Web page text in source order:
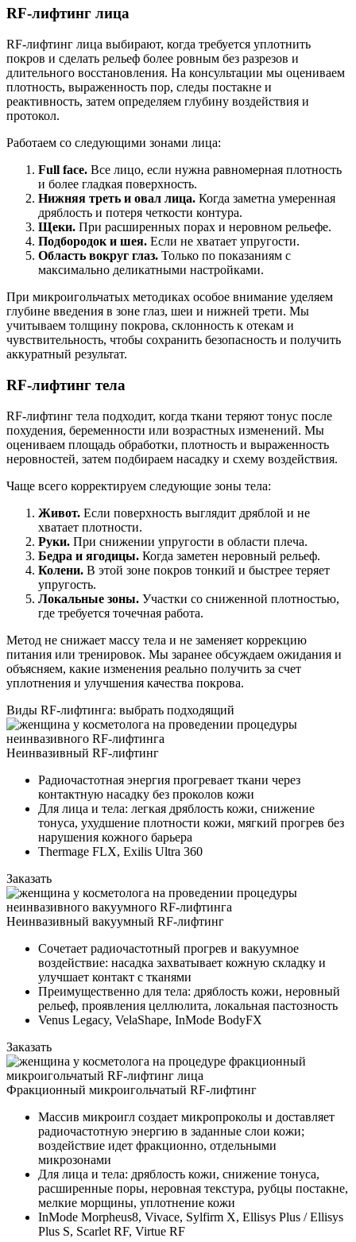
RF-лифтинг лица
RF-лифтинг лица выбирают, когда требуется уплотнить
покров и сделать рельеф более ровным без разрезов и
длительного восстановления. На консультации мы оцениваем
плотность, выраженность пор, следы постакне и
реактивность, затем определяем глубину воздействия и
протокол.
Работаем со следующими зонами лица:
Full face. Все лицо, если нужна равномерная плотность
и более гладкая поверхность.
Нижняя треть и овал лица. Когда заметна умеренная
дряблость и потеря четкости контура.
Щеки. При расширенных порах и неровном рельефе.
Подбородок и шея. Если не хватает упругости.
Область вокруг глаз. Только по показаниям с
максимально деликатными настройками.
При микроигольчатых методиках особое внимание уделяем
глубине введения в зоне глаз, шеи и нижней трети. Мы
учитываем толщину покрова, склонность к отекам и
чувствительность, чтобы сохранить безопасность и получить
аккуратный результат.
RF-лифтинг тела
RF-лифтинг тела подходит, когда ткани теряют тонус после
похудения, беременности или возрастных изменений. Мы
оцениваем площадь обработки, плотность и выраженность
неровностей, затем подбираем насадку и схему воздействия.
Чаще всего корректируем следующие зоны тела:
Живот. Если поверхность выглядит дряблой и не
хватает плотности.
Руки. При снижении упругости в области плеча.
Бедра и ягодицы. Когда заметен неровный рельеф.
Колени. В этой зоне покров тонкий и быстрее теряет
упругость.
Локальные зоны. Участки со сниженной плотностью,
где требуется точечная работа.
Метод не снижает массу тела и не заменяет коррекцию
питания или тренировок. Мы заранее обсуждаем ожидания и
объясняем, какие изменения реально получить за счет
уплотнения и улучшения качества покрова.
Виды RF-лифтинга: выбрать подходящий
Неинвазивный RF-лифтинг
Радиочастотная энергия прогревает ткани через
контактную насадку без проколов кожи
Для лица и тела: легкая дряблость кожи, снижение
тонуса, ухудшение плотности кожи, мягкий прогрев без
нарушения кожного барьера
Thermage FLX, Exilis Ultra 360
Заказать
Неинвазивный вакуумный RF-лифтинг
Сочетает радиочастотный прогрев и вакуумное
воздействие: насадка захватывает кожную складку и
улучшает контакт с тканями
Преимущественно для тела: дряблость кожи, неровный
рельеф, проявления целлюлита, локальная пастозность
Venus Legacy, VelaShape, InMode BodyFX
Заказать
Фракционный микроигольчатый RF-лифтинг
Массив микроигл создает микропроколы и доставляет
радиочастотную энергию в заданные слои кожи;
воздействие идет фракционно, отдельными
микрозонами
Для лица и тела: дряблость кожи, снижение тонуса,
расширенные поры, неровная текстура, рубцы постакне,
мелкие морщины, уплотнение кожи
InMode Morpheus8, Vivace, Sylfirm X, Ellisys Plus / Ellisys
Plus S, Scarlet RF, Virtue RF